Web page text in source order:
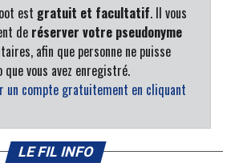
est gratuit et facultatif. Il vous
de réserver votre pseudonyme
afin que personne ne puisse
vous avez enregistré.
un compte gratuitement en cliquant
LE FIL INFO